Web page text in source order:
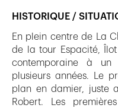
HISTORIQUE /
En plein centre de La
de la tour Espacité,
contemporaine à un
plusieurs années. Le
plan en damier, juste
Robert. Les